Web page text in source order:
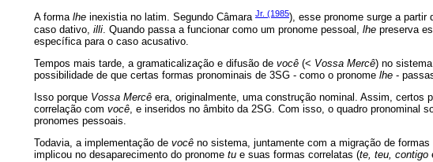
A forma lhe inexistia no latim. Segundo Câmara Jr. (1985), esse pronome surge a partir
caso dativo, illi . Quando passa a funcionar como um pronome pessoal, lhe preserva
específica para o caso acusativo.
Tempos mais tarde, a gramaticalização e difusão de você (< Vossa Mercê) no
possibilidade de que certas formas pronominais de 3SG - como o pronome lhe -
Isso porque Vossa Mercê era, originalmente, uma construção nominal. Assim, certos
correlação com você, e inseridos no âmbito da 2SG. Com isso, o quadro pronominal
pronomes pessoais.
Todavia, a implementação de você no sistema, juntamente com a migração de
implicou no desaparecimento do pronome tu e suas formas correlatas (te, teu, contigo